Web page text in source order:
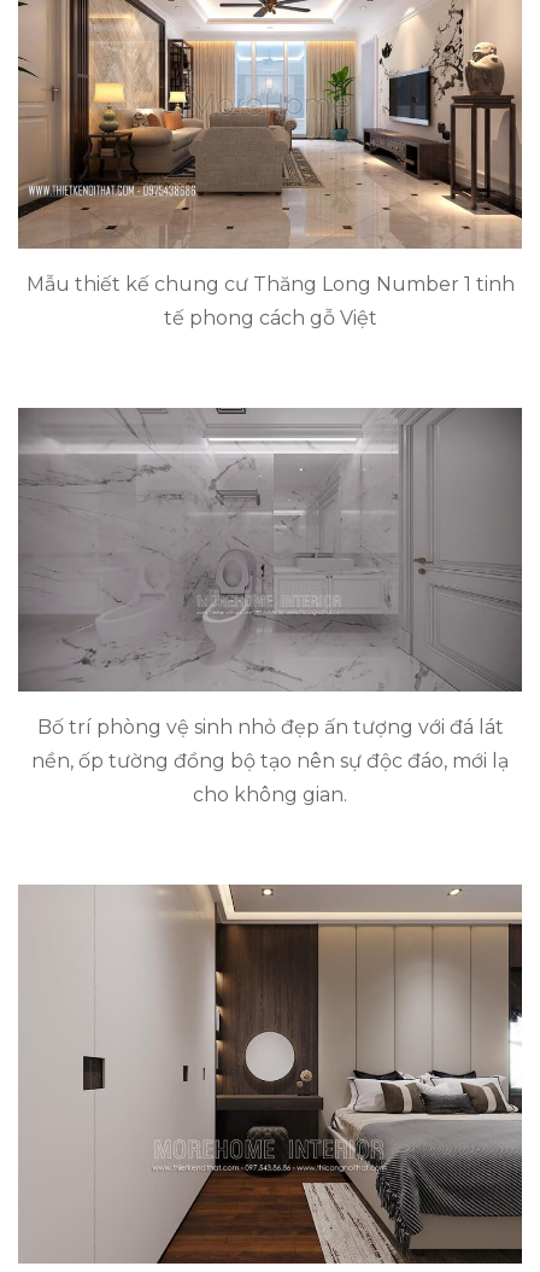
Mẫu thiết kế chung cư Thăng Long Number 1 tinh
tế phong cách gỗ Việt
Bố trí phòng vệ sinh nhỏ đẹp ấn tượng với đá lát
nền, ốp tường đồng bộ tạo nên sự độc đáo, mới lạ
cho không gian.